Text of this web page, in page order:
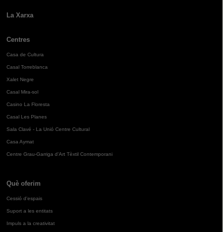
La Xarxa
Centres
Casa de Cultura
Casal Torreblanca
Xalet Negre
Casal Mira-sol
Casino La Floresta
Casal Les Planes
Sala Clavé - La Unió Centre Cultural
Casa Aymat
Centre Grau-Garriga d'Art Tèxtil Contemporani
Què oferim
Cessió d'espais
Suport a les entitats
Impuls a la creativitat